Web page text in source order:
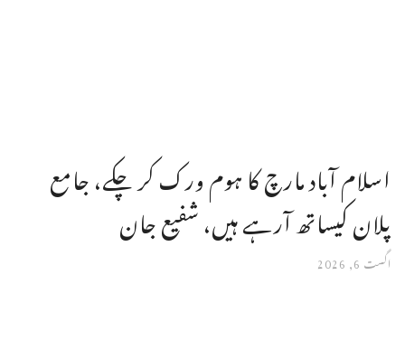
اسلام آباد مارچ کا ہوم ورک کر چکے، جامع
پلان کیساتھ آرہے ہیں، شفیع جان
اگست 6, 2026